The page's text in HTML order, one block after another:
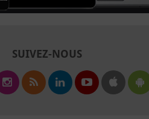
SUIVEZ-NOUS